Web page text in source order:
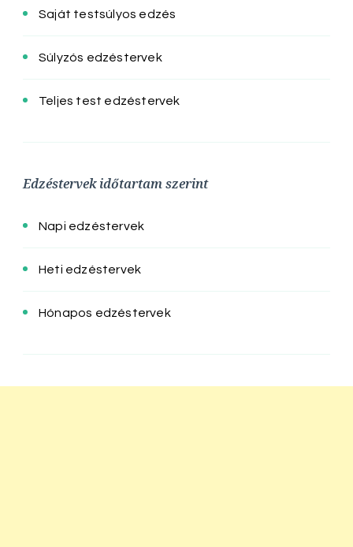
Saját testsúlyos edzés
Súlyzós edzéstervek
Teljes test edzéstervek
Edzéstervek időtartam szerint
Napi edzéstervek
Heti edzéstervek
Hónapos edzéstervek